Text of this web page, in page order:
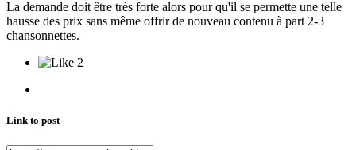
La demande doit être très forte alors pour qu'il se permette une telle
hausse des prix sans même offrir de nouveau contenu à part 2-3
chansonnettes.
2
Link to post